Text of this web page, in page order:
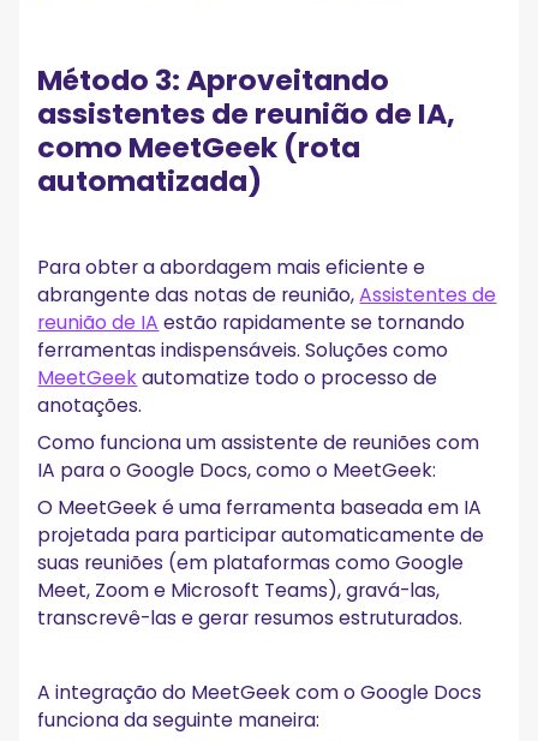
Método 3: Aproveitando
assistentes de reunião de IA,
como MeetGeek (rota
automatizada)
Para obter a abordagem mais eficiente e
abrangente das notas de reunião,Assistentes de
reunião de IA estão rapidamente se tornando
ferramentas indispensáveis. Soluções como
MeetGeekautomatize todo o processo de
anotações.
Como funciona um assistente de reuniões com
IA para o Google Docs, como o MeetGeek:
O MeetGeek é uma ferramenta baseada em IA
projetada para participar automaticamente de
suas reuniões (em plataformas como Google
Meet, Zoom e Microsoft Teams), gravá-las,
transcrevê-las e gerar resumos estruturados.
A integração do MeetGeek com o Google Docs
funciona da seguinte maneira: